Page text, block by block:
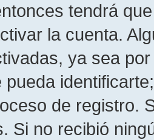
tendrá
la cuenta.
ya sea
pueda
de registro.
Si no recibió